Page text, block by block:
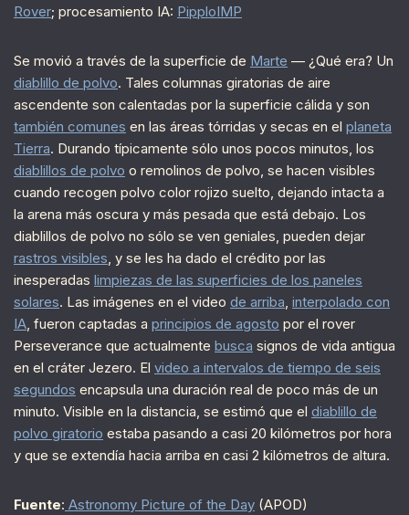
Rover; procesamiento IA: PipploIMP
Se movió a través de la superficie de Marte — ¿Qué era? Un
diablillo de polvo. Tales columnas giratorias de aire
ascendente son calentadas por la superficie cálida y son
también comunes en las áreas tórridas y secas en el planeta
Tierra. Durando típicamente sólo unos pocos minutos, los
diablillos de polvo o remolinos de polvo, se hacen visibles
cuando recogen polvo color rojizo suelto, dejando intacta a
la arena más oscura y más pesada que está debajo. Los
diablillos de polvo no sólo se ven geniales, pueden dejar
rastros visibles, y se les ha dado el crédito por las
inesperadas limpiezas de las superficies de los paneles
solares. Las imágenes en el video de arriba, interpolado con
IA, fueron captadas a principios de agosto por el rover
Perseverance que actualmente busca signos de vida antigua
en el cráter Jezero. El video a intervalos de tiempo de seis
segundos encapsula una duración real de poco más de un
minuto. Visible en la distancia, se estimó que el diablillo de
polvo giratorio estaba pasando a casi 20 kilómetros por hora
y que se extendía hacia arriba en casi 2 kilómetros de altura.
Fuente: Astronomy Picture of the Day (APOD)